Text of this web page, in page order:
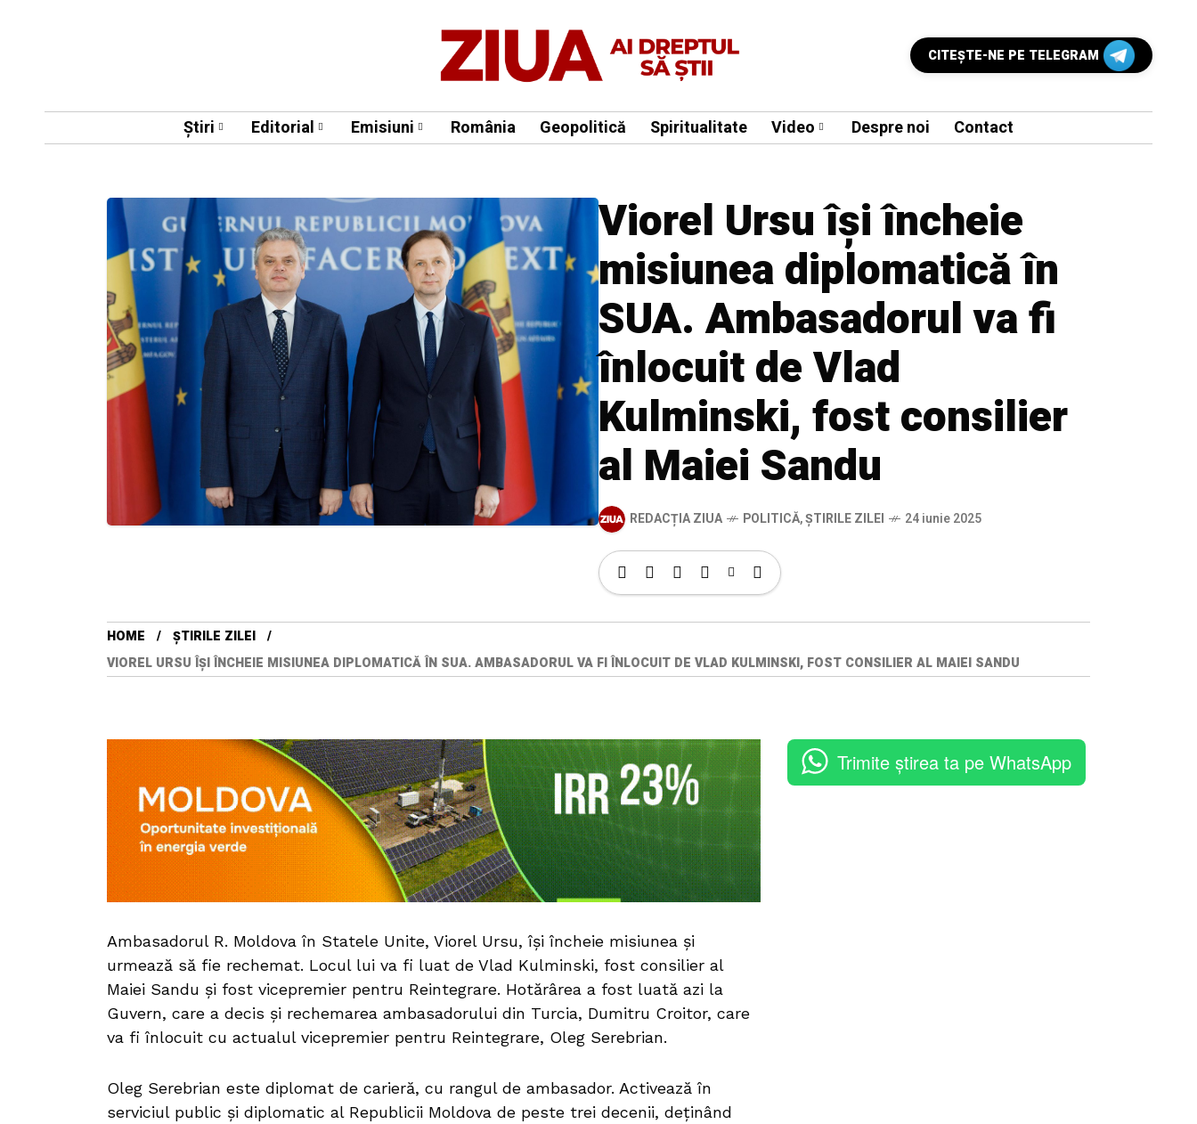
CITEŞTE-NE PE TELEGRAM
Știri Editorial Emisiuni România Geopolitică Spiritualitate Video Despre noi Contact
Viorel Ursu își încheie
misiunea diplomatică în
SUA. Ambasadorul va fi
înlocuit de Vlad
Kulminski, fost consilier
al Maiei Sandu
REDACȚIA ZIUA POLITICĂ,ȘTIRILE ZILEI 24 iunie 2025
HOME
ȘTIRILE ZILEI
VIOREL URSU ÎȘI ÎNCHEIE MISIUNEA DIPLOMATICĂ ÎN SUA. AMBASADORUL VA FI ÎNLOCUIT DE VLAD KULMINSKI, FOST CONSILIER AL MAIEI SANDU
Ambasadorul R. Moldova în Statele Unite, Viorel Ursu, își încheie misiunea și
urmează să fie rechemat. Locul lui va fi luat de Vlad Kulminski, fost consilier al
Maiei Sandu și fost vicepremier pentru Reintegrare. Hotărârea a fost luată azi la
Guvern, care a decis și rechemarea ambasadorului din Turcia, Dumitru Croitor, care
va fi înlocuit cu actualul vicepremier pentru Reintegrare, Oleg Serebrian.
Oleg Serebrian este diplomat de carieră, cu rangul de ambasador. Activează în
serviciul public și diplomatic al Republicii Moldova de peste trei decenii, deținând
Trimite știrea ta pe WhatsApp